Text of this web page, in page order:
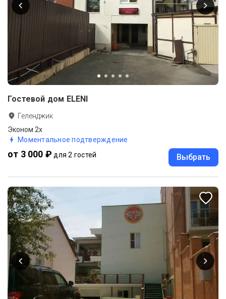
Гостевой дом ELENI
Геленджик
Эконом 2х
Моментальное подтверждение
от 3 000 ₽ для 2 гостей Выбрать